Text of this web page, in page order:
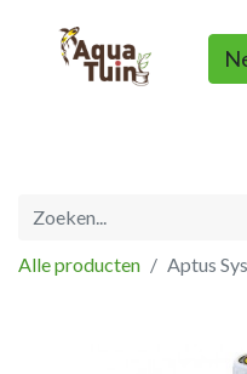
Alle producten Aptus